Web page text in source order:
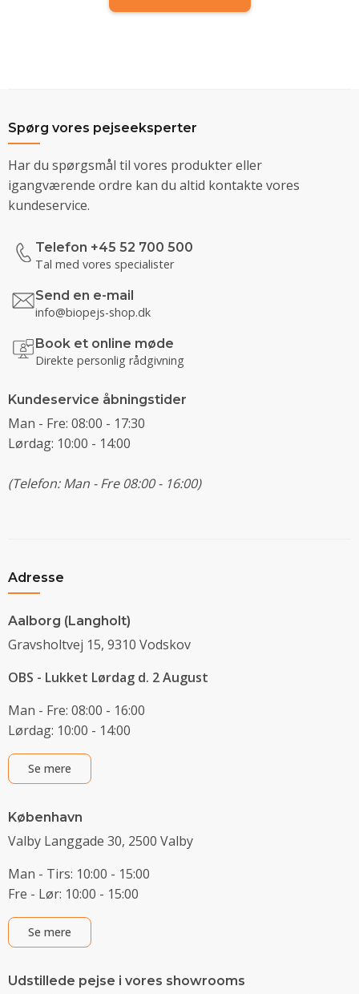
Spørg vores pejseeksperter
Har du spørgsmål til vores produkter eller
igangværende ordre kan du altid kontakte vores
kundeservice.
Telefon +45 52 700 500
Tal med vores specialister
Send en e-mail
info@biopejs-shop.dk
Book et online møde
Direkte personlig rådgivning
Kundeservice åbningstider
Man - Fre: 08:00 - 17:30
Lørdag: 10:00 - 14:00
(Telefon: Man - Fre 08:00 - 16:00)
Adresse
Aalborg (Langholt)
Gravsholtvej 15, 9310 Vodskov
OBS - Lukket Lørdag d. 2 August
Man - Fre: 08:00 - 16:00
Lørdag: 10:00 - 14:00
Se mere
København
Valby Langgade 30, 2500 Valby
Man - Tirs: 10:00 - 15:00
Fre - Lør: 10:00 - 15:00
Se mere
Udstillede pejse i vores showrooms